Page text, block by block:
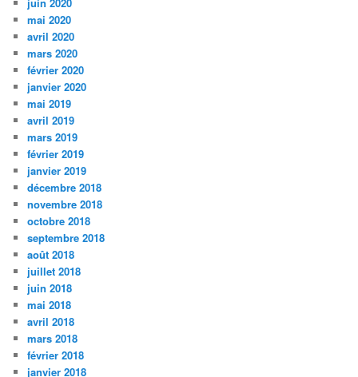
mai 2020
avril 2020
mars 2020
février 2020
janvier 2020
mai 2019
avril 2019
mars 2019
février 2019
janvier 2019
décembre 2018
novembre 2018
octobre 2018
septembre 2018
août 2018
juillet 2018
juin 2018
mai 2018
avril 2018
mars 2018
février 2018
janvier 2018